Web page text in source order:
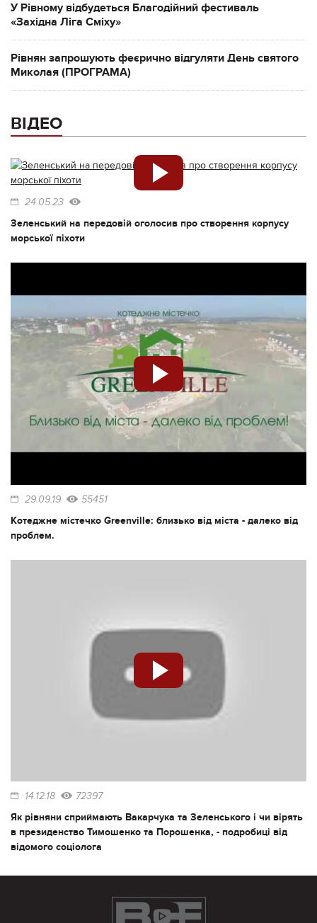
У Рівному відбудеться Благодійний фестиваль
«Західна Ліга Сміху»
Рівнян запрошують феєрично відгуляти День святого
Миколая (ПРОГРАМА)
ВІДЕО
24.05.23
Зеленський на передовій оголосив про створення корпусу
морської піхоти
29.09.19 55451
Котеджне містечко Greenville: близько від міста - далеко від
проблем.
14.12.18 72397
Як рівняни сприймають Вакарчука та Зеленського і чи вірять
в президенство Тимошенко та Порошенка, - подробиці від
відомого соціолога